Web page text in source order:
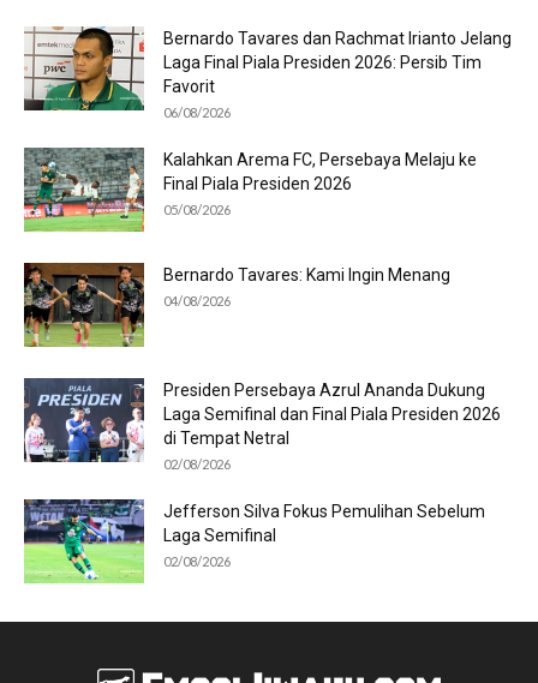
Bernardo Tavares dan Rachmat Irianto Jelang
Laga Final Piala Presiden 2026: Persib Tim
Favorit
06/08/2026
Kalahkan Arema FC, Persebaya Melaju ke
Final Piala Presiden 2026
05/08/2026
Bernardo Tavares: Kami Ingin Menang
04/08/2026
Presiden Persebaya Azrul Ananda Dukung
Laga Semifinal dan Final Piala Presiden 2026
di Tempat Netral
02/08/2026
Jefferson Silva Fokus Pemulihan Sebelum
Laga Semifinal
02/08/2026